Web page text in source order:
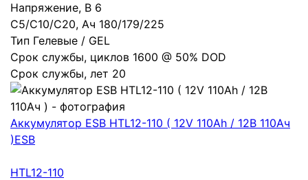
Напряжение, В 6
С5/С10/С20, Ач 180/179/225
Тип Гелевые / GEL
Срок службы, циклов 1600 @ 50% DOD
Срок службы, лет 20
Аккумулятор ESB HTL12-110 ( 12V 110Ah / 12В 110Ач
)ESB
HTL12-110